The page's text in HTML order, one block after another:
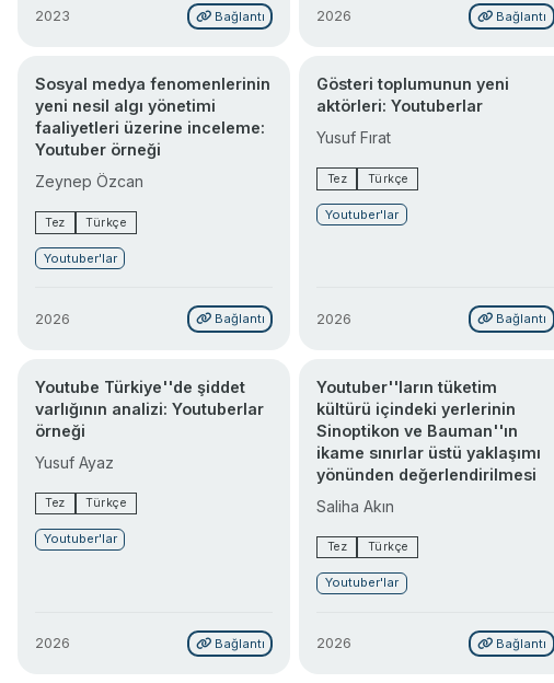
2023 Bağlantı 2026 Bağlantı
Sosyal medya fenomenlerinin
yeni nesil algı yönetimi
faaliyetleri üzerine inceleme:
Youtuber örneği
Zeynep Özcan
Tez Türkçe
Youtuber'lar
2026 Bağlantı
Gösteri toplumunun yeni
aktörleri: Youtuberlar
Yusuf Fırat
Tez Türkçe
Youtuber'lar
2026 Bağlantı
Youtube Türkiye''de şiddet
varlığının analizi: Youtuberlar
örneği
Yusuf Ayaz
Tez Türkçe
Youtuber'lar
2026 Bağlantı
Youtuber''ların tüketim
kültürü içindeki yerlerinin
Sinoptikon ve Bauman''ın
ikame sınırlar üstü yaklaşımı
yönünden değerlendirilmesi
Saliha Akın
Tez Türkçe
Youtuber'lar
2026 Bağlantı